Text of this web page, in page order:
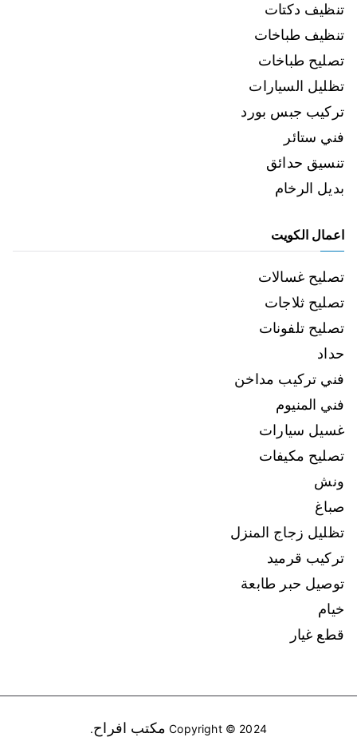
تنظيف دكتات
تنظيف طباخات
تصليح طباخات
تظليل السيارات
تركيب جبس بورد
فني ستائر
تنسيق حدائق
بديل الرخام
اعمال الكويت
تصليح غسالات
تصليح ثلاجات
تصليح تلفونات
حداد
فني تركيب مداخن
فني المنيوم
غسيل سيارات
تصليح مكيفات
ونش
صباغ
تظليل زجاج المنزل
تركيب قرميد
توصيل حبر طابعة
خيام
قطع غيار
Copyright © 2024 مكتب افراح.